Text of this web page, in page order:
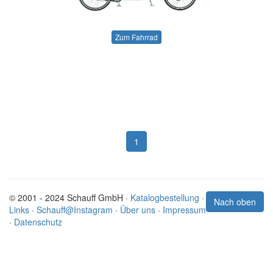
Zum Fahrrad
1
Nach oben
© 2001 - 2024 Schauff GmbH · Katalogbestellung ·
Links · Schauff@Instagram · Über uns · Impressum
· Datenschutz